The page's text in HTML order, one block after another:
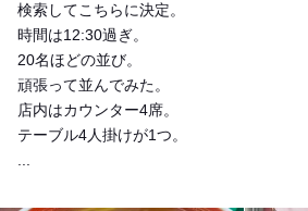
検索してこちらに決定。
時間は12:30過ぎ。
20名ほどの並び。
頑張って並んでみた。
店内はカウンター4席。
テーブル4人掛けが1つ。